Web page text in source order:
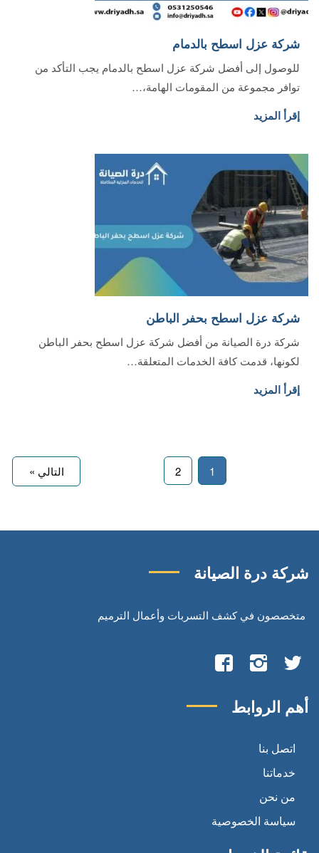
شركة عزل اسطح بالدمام‏
للوصول إلى أفضل شركة عزل اسطح بالدمام يجب التأكد من
توافر مجموعة من المقومات الهامة،…
إقرأ المزيد
شركة عزل اسطح بحفر الباطن‏
شركة درة الصيانة من أفضل شركة عزل اسطح بحفر الباطن
لكونها، قدمت كافة الخدمات المتعلقة…
إقرأ المزيد
1
2 التالي »
شركة درة الصيانة
متخصصون في كشف التسربات وأعمال الترميم
تابعنا
على
تويتر
تابعنا
على
انستجرام
تابعنا
على أهم الروابط
اتصل بنا
خدماتنا
من نحن
سياسة الخصوصية